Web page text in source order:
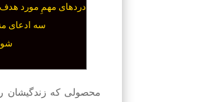
1- دردهای مهمِ مورد
2- سه
3-
محصولی که زندگیشان